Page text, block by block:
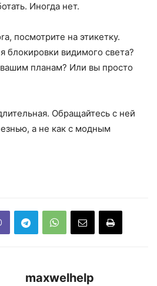
Иногда нет.
посмотрите на этикетку.
блокировки видимого света?
планам? Или вы просто
Обращайтесь с ней
а не как с модным
maxwelhelp